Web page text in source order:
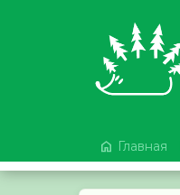
 Главная